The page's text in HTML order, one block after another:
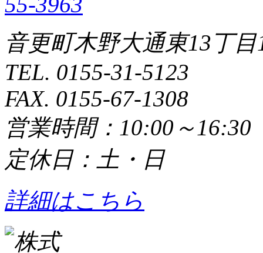
音更町木野大通東13丁目
TEL. 0155-31-5123
FAX. 0155-67-1308
営業時間：10:00～
定休日：土・日
詳細はこちら